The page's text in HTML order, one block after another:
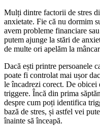
Mulți dintre factorii de stres
anxietate. Fie că nu dormim
avem probleme financiare
putem ajunge la stări de
de multe ori apelăm la
Dacă ești printre persoanele
poate fi controlat mai ușor
le încadrezi corect. De obicei
triggere. Încă din prima
despre cum poți identifica
bază de stres, și astfel vei
înainte să înceapă.